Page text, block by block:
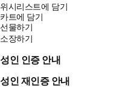
위시리스트에 담기
카트에 담기
선물하기
소장하기
성인 인증 안내
성인 재인증 안내